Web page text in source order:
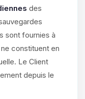
des
sont fournies à
constituent en
Le Client
depuis le